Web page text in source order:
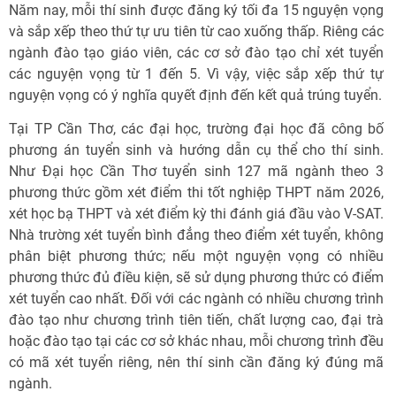
Năm nay, mỗi thí sinh được đăng ký tối đa 15 nguyện vọng
và sắp xếp theo thứ tự ưu tiên từ cao xuống thấp. Riêng các
ngành đào tạo giáo viên, các cơ sở đào tạo chỉ xét tuyển
các nguyện vọng từ 1 đến 5. Vì vậy, việc sắp xếp thứ tự
nguyện vọng có ý nghĩa quyết định đến kết quả trúng tuyển.
Tại TP Cần Thơ, các đại học, trường đại học đã công bố
phương án tuyển sinh và hướng dẫn cụ thể cho thí sinh.
Như Đại học Cần Thơ tuyển sinh 127 mã ngành theo 3
phương thức gồm xét điểm thi tốt nghiệp THPT năm 2026,
xét học bạ THPT và xét điểm kỳ thi đánh giá đầu vào V-SAT.
Nhà trường xét tuyển bình đẳng theo điểm xét tuyển, không
phân biệt phương thức; nếu một nguyện vọng có nhiều
phương thức đủ điều kiện, sẽ sử dụng phương thức có điểm
xét tuyển cao nhất. Đối với các ngành có nhiều chương trình
đào tạo như chương trình tiên tiến, chất lượng cao, đại trà
hoặc đào tạo tại các cơ sở khác nhau, mỗi chương trình đều
có mã xét tuyển riêng, nên thí sinh cần đăng ký đúng mã
ngành.